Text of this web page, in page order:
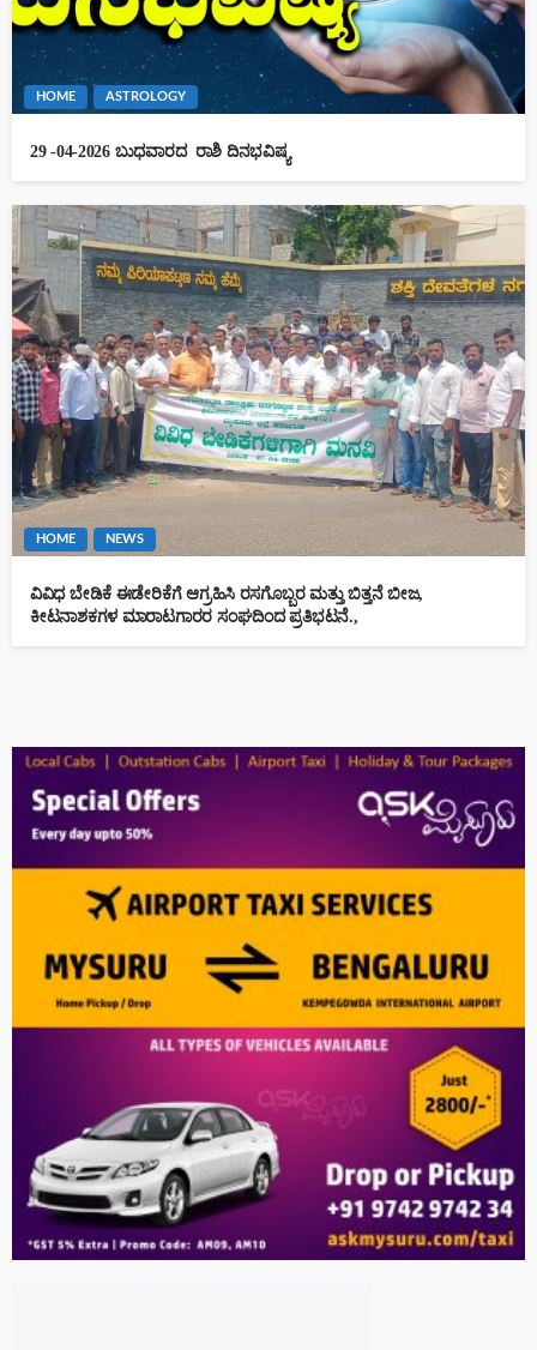
HOME ASTROLOGY
29 -04-2026 ಬುಧವಾರದ ರಾಶಿ ದಿನಭವಿಷ್ಯ
HOME NEWS
ವಿವಿಧ ಬೇಡಿಕೆ ಈಡೇರಿಕೆಗೆ ಆಗ್ರಹಿಸಿ ರಸಗೊಬ್ಬರ ಮತ್ತು ಬಿತ್ತನೆ ಬೀಜ,
ಕೀಟನಾಶಕಗಳ ಮಾರಾಟಗಾರರ ಸಂಘದಿಂದ ಪ್ರತಿಭಟನೆ.,